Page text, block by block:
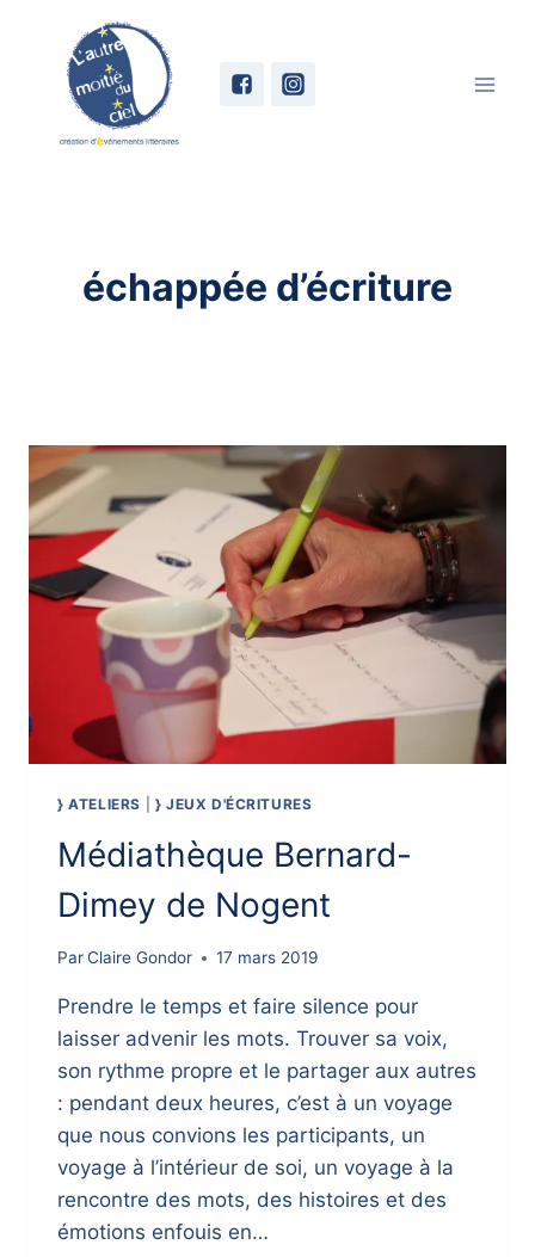
content
échappée d’écriture
} ATELIERS } JEUX D'ÉCRITURES
Médiathèque Bernard-
Dimey de Nogent
ParClaire Gondor 17 mars 2019
Prendre le temps et faire silence pour
laisser advenir les mots. Trouver sa voix,
son rythme propre et le partager aux autres
: pendant deux heures, c’est à un voyage
que nous convions les participants, un
voyage à l’intérieur de soi, un voyage à la
rencontre des mots, des histoires et des
émotions enfouis en…